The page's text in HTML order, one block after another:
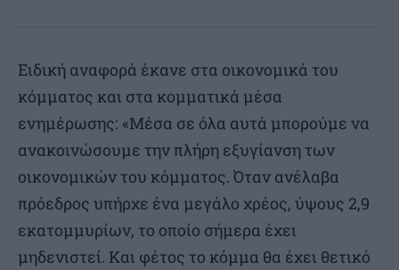
Ειδική αναφορά έκανε στα οικονομικά του
κόμματος και στα κομματικά μέσα
ενημέρωσης: «Μέσα σε όλα αυτά μπορούμε να
ανακοινώσουμε την πλήρη εξυγίανση των
οικονομικών του κόμματος. Όταν ανέλαβα
πρόεδρος υπήρχε ένα μεγάλο χρέος, ύψους 2,9
εκατομμυρίων, το οποίο σήμερα έχει
μηδενιστεί. Και φέτος το κόμμα θα έχει θετικό